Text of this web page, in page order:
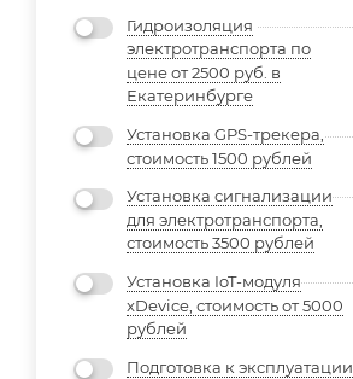
Гидроизоляция
электротранспорта по
цене от 2500 руб. в
Екатеринбурге
Установка GPS-трекера,
стоимость 1500 рублей
Установка сигнализации
для электротранспорта,
стоимость 3500 рублей
Установка IoT-модуля
xDevice, стоимость от 5000
рублей
Подготовка к эксплуатации